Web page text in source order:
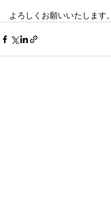
よろしくお願いいたします。